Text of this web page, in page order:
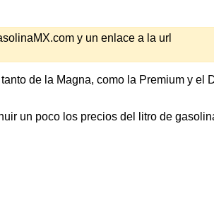
y un enlace a la url
de la Magna, como la Premium y el
un poco los precios del litro de